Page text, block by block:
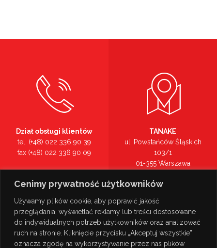
Cenimy prywatność użytkowników
Używamy plików cookie, aby poprawić jakość
przeglądania, wyświetlać reklamy lub treści dostosowane
do indywidualnych potrzeb użytkowników oraz analizować
ruch na stronie. Kliknięcie przycisku „Akceptuj wszystkie”
oznacza zgodę na wykorzystywanie przez nas plików
Dział obsługi klientów
tel. (+48) 022 336 90 39
fax (+48) 022 336 90 09
tel. (+48) 022 336 90 00
TANAKE
ul. Powstańców Śląskich
103/1
01-355 Warszawa
Zobacz na mapie >